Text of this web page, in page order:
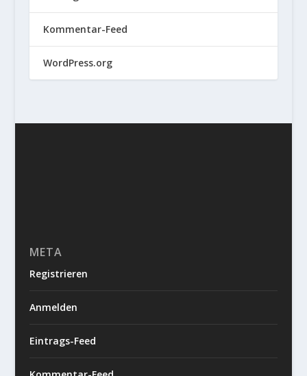
Kommentar-Feed
WordPress.org
META
Registrieren
Anmelden
Eintrags-Feed